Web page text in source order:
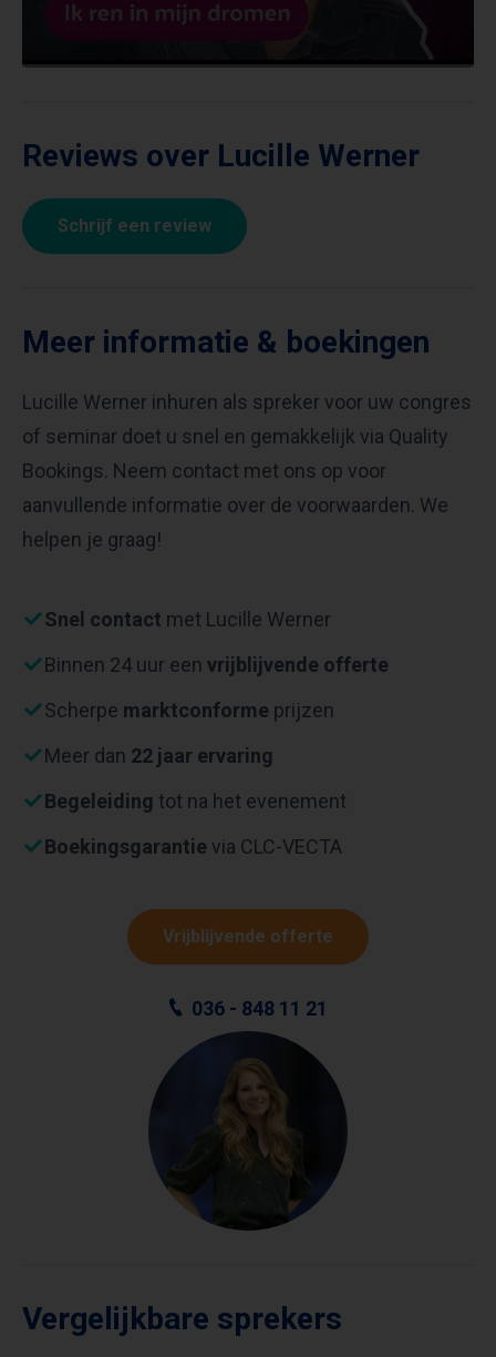
Reviews over Lucille Werner
Schrijf een review
Meer informatie & boekingen
Lucille Werner inhuren als spreker voor uw congres
of seminar doet u snel en gemakkelijk via Quality
Bookings. Neem contact met ons op voor
aanvullende informatie over de voorwaarden. We
helpen je graag!
Snel contact met Lucille Werner
Binnen 24 uur een vrijblijvende offerte
Scherpe marktconforme prijzen
Meer dan 22 jaar ervaring
Begeleiding tot na het evenement
Boekingsgarantie via CLC-VECTA
Vrijblijvende offerte
036 - 848 11 21
Vergelijkbare sprekers